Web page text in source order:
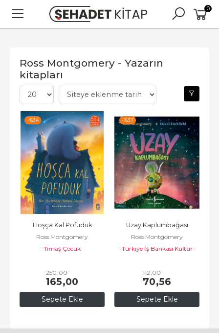
0
Ross Montgomery - Yazarın
kitapları
-%34
Sepete Ekle
Hoşça Kal Pofuduk
Ross Montgomery
Timaş Çocuk
250,00
165,00
-%37
Sepete Ekle
Uzay Kaplumbağası
Ross Montgomery
Türkiye İş Bankası Kültür
112,00
70,56